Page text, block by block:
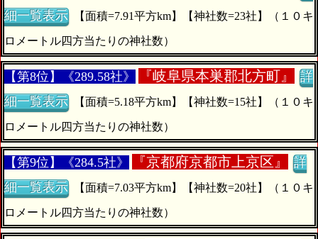
細一覧表示
ロメートル四方当たりの神社数）
【第8位】《289.58社》 『岐阜県本巣郡北方町』
詳
細一覧表示
ロメートル四方当たりの神社数）
【第9位】《284.5社》 『京都府京都市上京区』
詳
細一覧表示
ロメートル四方当たりの神社数）